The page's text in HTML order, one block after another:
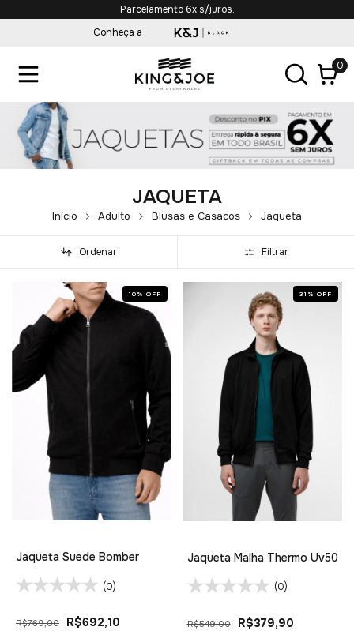
Parcelamento 6x s/juros.
Conheça a
0
JAQUETA
Início Adulto Blusas e Casacos Jaqueta
Ordenar Filtrar
10 % OFF
Jaqueta Suede Bomber
(0)
R$769,00 R$692,10
31 % OFF
Jaqueta Malha Thermo Uv50
(0)
R$549,00 R$379,90